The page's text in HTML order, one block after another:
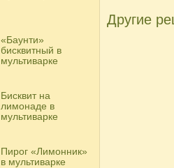
«Баунти»
бисквитный в
мультиварке
Бисквит на
лимонаде в
мультиварке
Пирог «Лимонник»
в мультиварке
Другие